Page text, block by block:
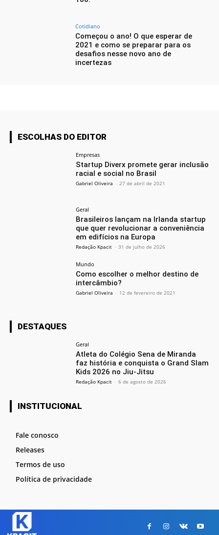
Cotidiano
Começou o ano! O que esperar de
2021 e como se preparar para os
desafios nesse novo ano de
incertezas
ESCOLHAS DO EDITOR
Empresas
Startup Diverx promete gerar inclusão
racial e social no Brasil
Gabriel Oliveira - 27 de abril de 2021
Geral
Brasileiros lançam na Irlanda startup
que quer revolucionar a conveniência
em edifícios na Europa
Redação Kpacit - 31 de julho de 2026
Mundo
Como escolher o melhor destino de
intercâmbio?
Gabriel Oliveira - 12 de fevereiro de 2021
DESTAQUES
Geral
Atleta do Colégio Sena de Miranda
faz história e conquista o Grand Slam
Kids 2026 no Jiu-Jitsu
Redação Kpacit - 6 de agosto de 2026
INSTITUCIONAL
Fale conosco
Releases
Termos de uso
Política de privacidade